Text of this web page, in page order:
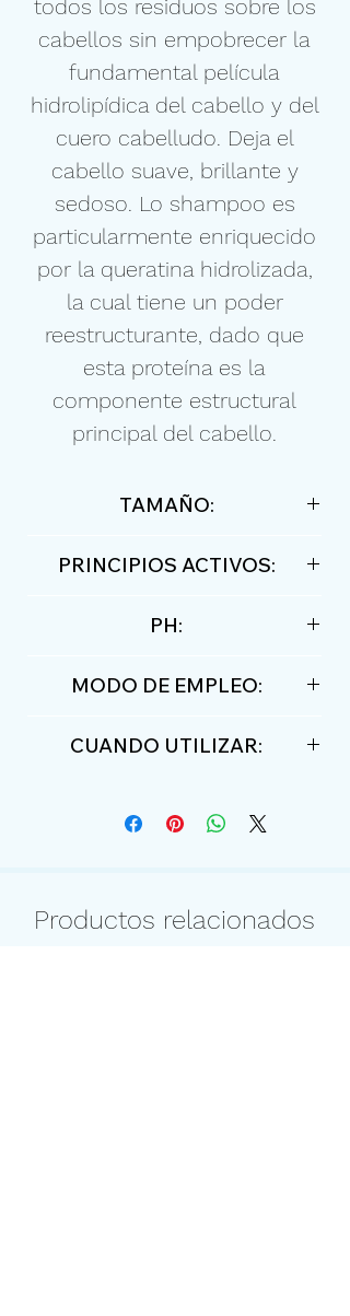
todos los residuos sobre los
cabellos sin empobrecer la
fundamental película
hidrolipídica del cabello y del
cuero cabelludo. Deja el
cabello suave, brillante y
sedoso. Lo shampoo es
particularmente enriquecido
por la queratina hidrolizada,
la cual tiene un poder
reestructurante, dado que
esta proteína es la
componente estructural
principal del cabello.
TAMAÑO:
500ml / 16,9 floz
PRINCIPIOS ACTIVOS:
macadamia, argan y aceitun
PH:
MODO DE EMPLEO:
el shampoo masajeando con las
algunos minutos . Enjuagar y
CUANDO UTILIZAR:
Productos relacionados